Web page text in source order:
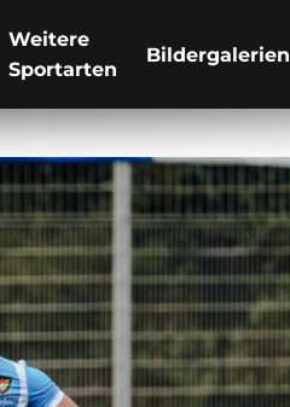
Weitere
Sportarten
Bildergalerien